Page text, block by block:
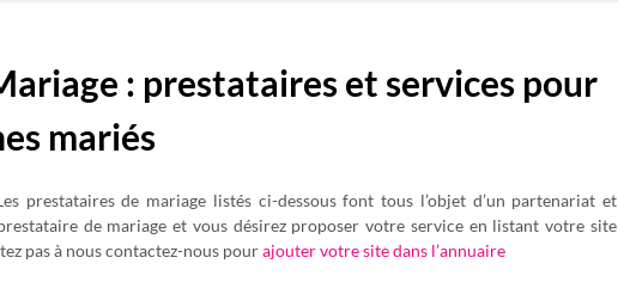
: prestataires et services pour
mariés
prestataires de mariage listés ci-dessous font tous l’objet d’un partenariat et
de mariage et vous désirez proposer votre service en listant votre site
pas à nous contactez-nous pourajouter votre site dans l’annuaire